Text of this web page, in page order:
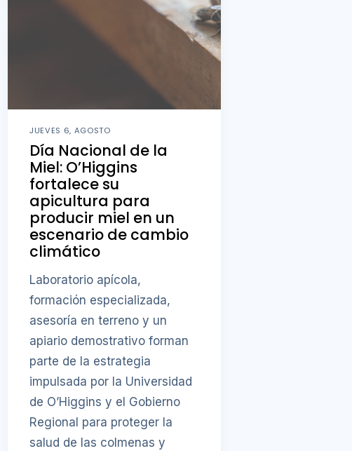
JUEVES 6, AGOSTO
Día Nacional de la
Miel: O’Higgins
fortalece su
apicultura para
producir miel en un
escenario de cambio
climático
Laboratorio apícola,
formación especializada,
asesoría en terreno y un
apiario demostrativo forman
parte de la estrategia
impulsada por la Universidad
de O’Higgins y el Gobierno
Regional para proteger la
salud de las colmenas y